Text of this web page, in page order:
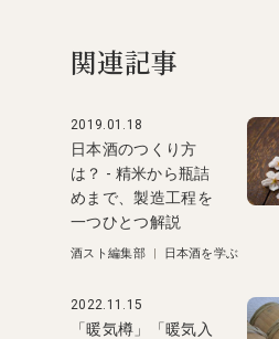
関連記事
2019.01.18
日本酒のつくり方
は？ - 精米から瓶詰
めまで、製造工程を
一つひとつ解説
酒スト編集部| 日本酒を学ぶ
2022.11.15
「暖気樽」「暖気入